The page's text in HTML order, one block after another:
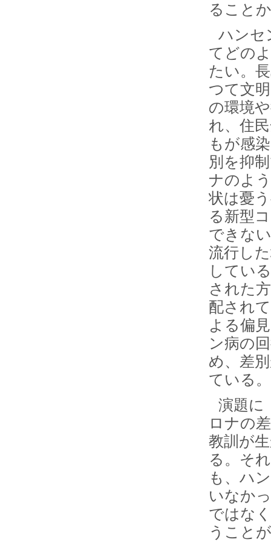
ること
ハンセ
てどの
たい。
つて文
の環境
れ、住
もが感
別を抑
ナのよ
状は憂
る新型
できな
流行し
してい
された
配され
よる偏
ン病の
め、差
ている。
演題に
ロナの
教訓が
る。そ
も、ハ
いなか
ではな
うこと